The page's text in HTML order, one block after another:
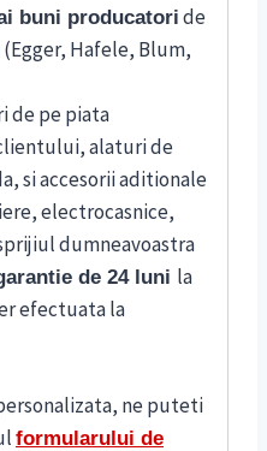
buni producatori de
Hafele, Blum,
de pe piata
alaturi de
si accesorii aditionale
electrocasnice,
dumneavoastra
de 24 luni la
efectuata la
ne puteti
formularului de